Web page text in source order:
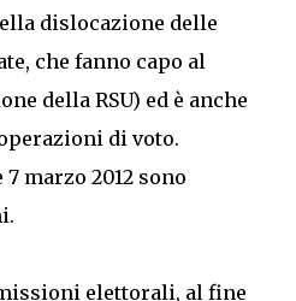
dislocazione delle
che fanno capo al
della RSU) ed è anche
di voto.
marzo 2012 sono
elettorali, al fine